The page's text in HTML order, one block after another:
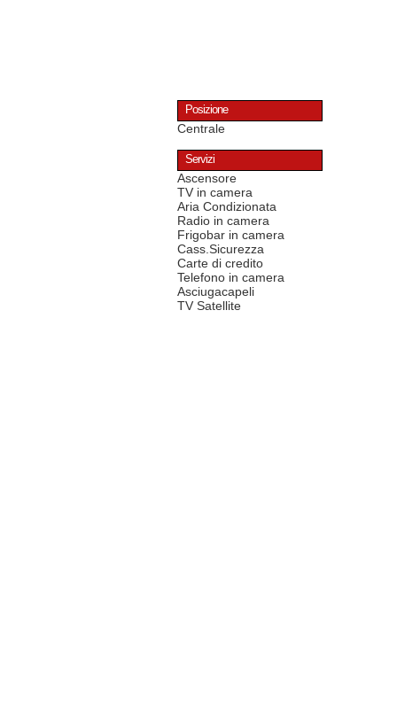
Posizione
Centrale
Servizi
Ascensore
TV in camera
Aria Condizionata
Radio in camera
Frigobar in camera
Cass.Sicurezza
Carte di credito
Telefono in camera
Asciugacapeli
TV Satellite